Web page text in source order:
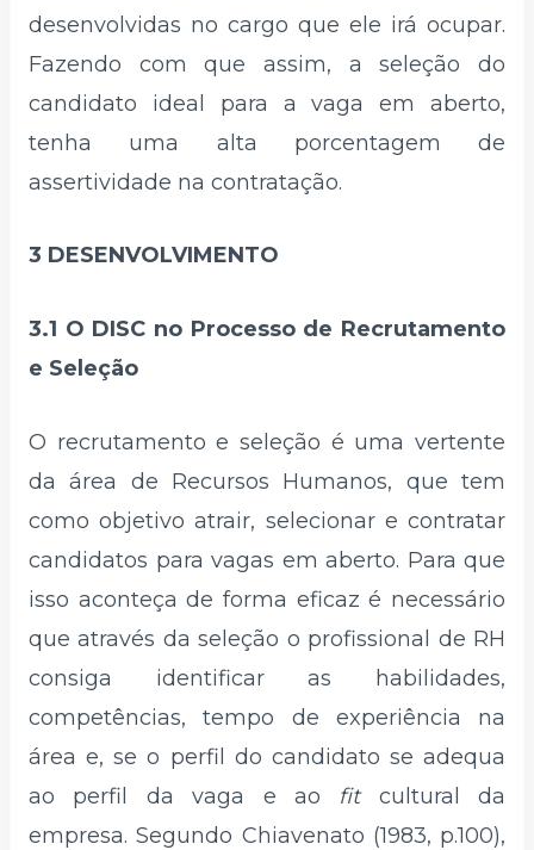
desenvolvidas no cargo que ele irá ocupar.
Fazendo com que assim, a seleção do
candidato ideal para a vaga em aberto,
tenha uma alta porcentagem de
assertividade na contratação.
3 DESENVOLVIMENTO
3.1 O DISC no Processo de Recrutamento
e Seleção
O recrutamento e seleção é uma vertente
da área de Recursos Humanos, que tem
como objetivo atrair, selecionar e contratar
candidatos para vagas em aberto. Para que
isso aconteça de forma eficaz é necessário
que através da seleção o profissional de RH
consiga identificar as habilidades,
competências, tempo de experiência na
área e, se o perfil do candidato se adequa
ao perfil da vaga e ao fitcultural da
empresa. Segundo Chiavenato (1983, p.100),